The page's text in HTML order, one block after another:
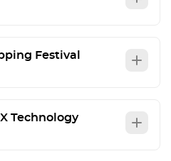
Festival
Technology